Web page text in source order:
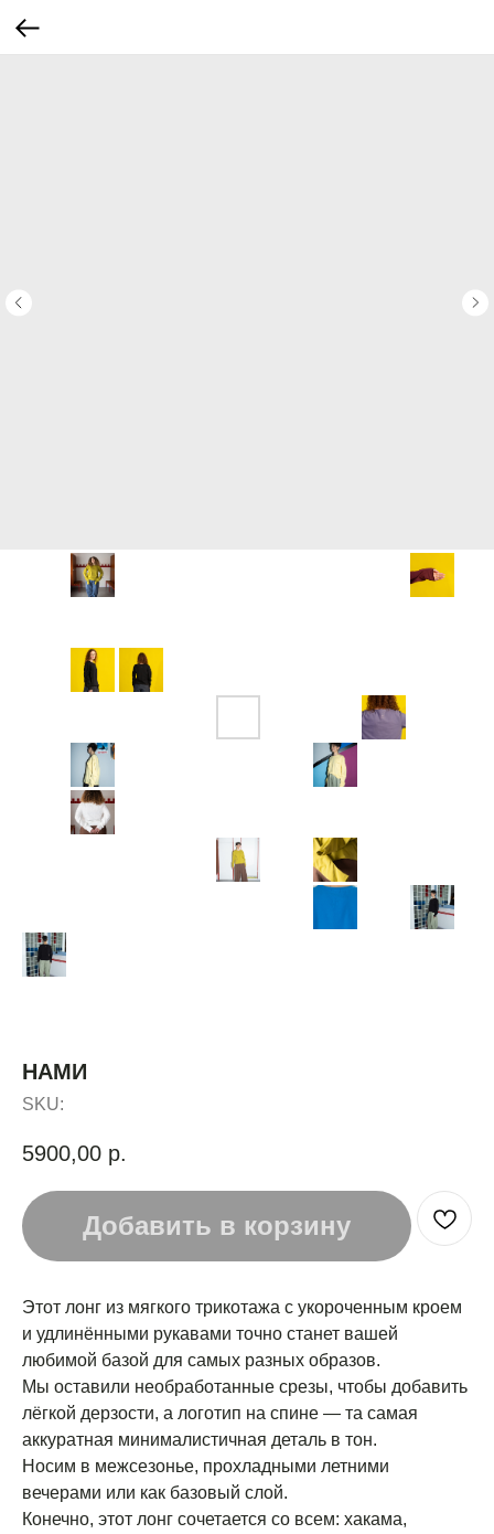
НАМИ
SKU:
5900,00 р.
Добавить в корзину
Этот лонг из мягкого трикотажа с укороченным кроем
и удлинёнными рукавами точно станет вашей
любимой базой для самых разных образов.
Мы оставили необработанные срезы, чтобы добавить
лёгкой дерзости, а логотип на спине — та самая
аккуратная минималистичная деталь в тон.
Носим в межсезонье, прохладными летними
вечерами или как базовый слой.
Конечно, этот лонг сочетается со всем: хакама,